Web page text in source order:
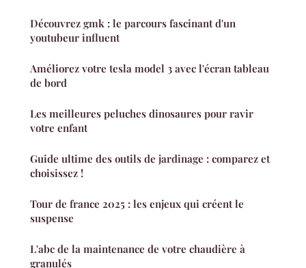
Découvrez gmk : le parcours fascinant d'un
youtubeur influent
Améliorez votre tesla model 3 avec l'écran tableau
de bord
Les meilleures peluches dinosaures pour ravir
votre enfant
Guide ultime des outils de jardinage : comparez et
choisissez !
Tour de france 2025 : les enjeux qui créent le
suspense
L'abc de la maintenance de votre chaudière à
granulés